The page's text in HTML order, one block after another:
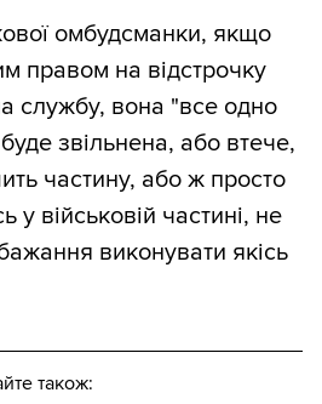
омбудсманки, якщо
правом на відстрочку
службу, вона "все одно
звільнена, або втече,
частину, або ж просто
у військовій частині, не
виконувати якісь
також: